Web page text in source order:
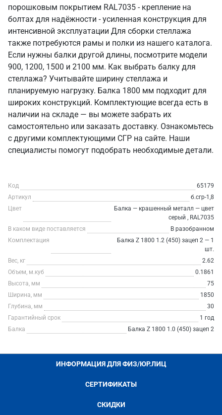
порошковым покрытием RAL7035 - крепление на
болтах для надёжности - усиленная конструкция для
интенсивной эксплуатации Для сборки стеллажа
также потребуются рамы и полки из нашего каталога.
Если нужны балки другой длины, посмотрите модели
900, 1200, 1500 и 2100 мм. Как выбрать балку для
стеллажа? Учитывайте ширину стеллажа и
планируемую нагрузку. Балка 1800 мм подходит для
широких конструкций. Комплектующие всегда есть в
наличии на складе — вы можете забрать их
самостоятельно или заказать доставку. Ознакомьтесь
с другими комплектующими СГР на сайте. Наши
специалисты помогут подобрать необходимые детали.
Код
65179
Артикул
б.сгр-1,8
Цвет
Балка — крашенный металл — цвет
серый , RAL7035
В каком виде поставляется
В разобранном
Комплектация
Балка Z 1800 1.2 (450) зацеп 2 — 1
шт.
Вес, кг
2.62
Объем, м.куб
0.1861
Высота, мм
75
Ширина, мм
1850
Глубина, мм
30
Гарантийный срок
1 год
Балка
Балка Z 1800 1.0 (450) зацеп 2
ИНФОРМАЦИЯ ДЛЯ ФИЗ/ЮР.ЛИЦ
СЕРТИФИКАТЫ
СКИДКИ